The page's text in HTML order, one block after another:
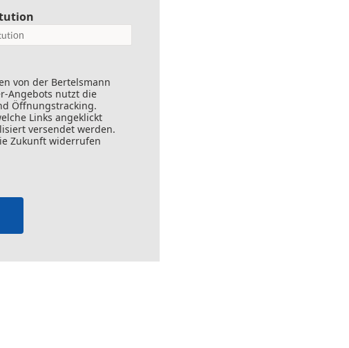
von der Bertelsmann
Angebots nutzt die
Öffnungstracking.
Links angeklickt
versendet werden.
Zukunft widerrufen